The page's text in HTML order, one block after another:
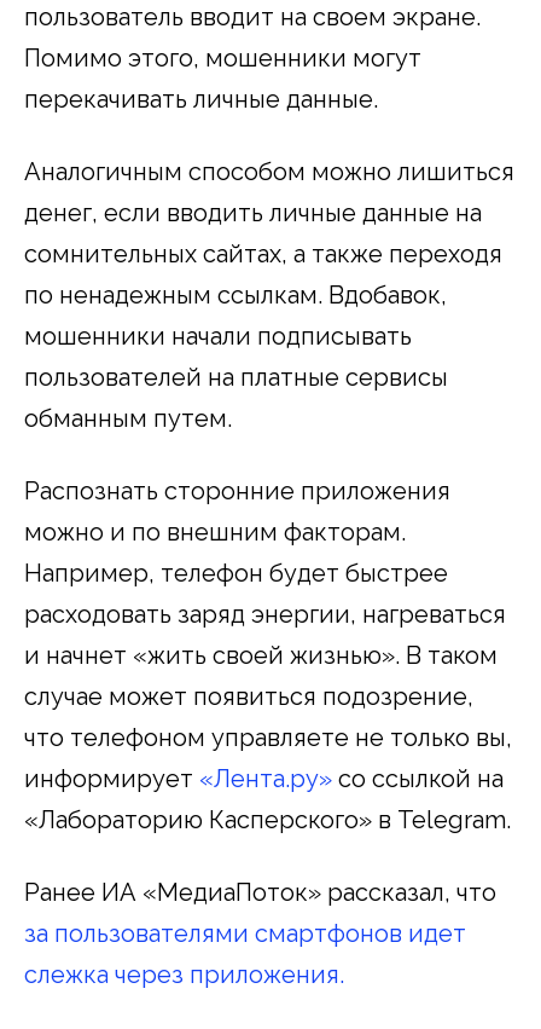
пользователь вводит на своем экране.
Помимо этого, мошенники могут
перекачивать личные данные.
Аналогичным способом можно лишиться
денег, если вводить личные данные на
сомнительных сайтах, а также переходя
по ненадежным ссылкам. Вдобавок,
мошенники начали подписывать
пользователей на платные сервисы
обманным путем.
Распознать сторонние приложения
можно и по внешним факторам.
Например, телефон будет быстрее
расходовать заряд энергии, нагреваться
и начнет «жить своей жизнью». В таком
случае может появиться подозрение,
что телефоном управляете не только вы,
информирует «Лента.ру» со ссылкой на
«Лабораторию Касперского» в Telegram.
Ранее ИА «МедиаПоток» рассказал, что
за пользователями смартфонов идет
слежка через приложения.